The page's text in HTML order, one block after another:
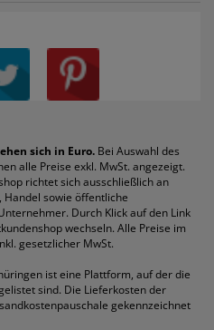
Radiergummis
Schnellhefter
Sichthüllen
Taschenrechner
Textmarker
Tintenroller
Tintenpatronen
Toilettenpapier
Toner
Versandmaterial
Versandtaschen
Leitz
Läufer
Melitta
Pentel
Pelikan
Pilot
Pritt
Schneider
Stabilo
Staedtler
sich in Euro. Bei Auswahl des
alle Preise exkl. MwSt. angezeigt.
richtet sich ausschließlich an
Handel sowie öffentliche
Durch Klick auf den Link
wechseln. Alle Preise im
gesetzlicher MwSt.
ist eine Plattform, auf der die
sind. Die Lieferkosten der
gekennzeichnet